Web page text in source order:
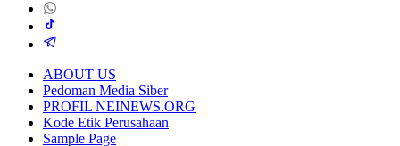
ABOUT US
Pedoman Media Siber
PROFIL NEINEWS.ORG
Kode Etik Perusahaan
Sample Page